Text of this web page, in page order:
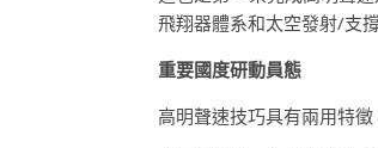
飛翔器體系和太空發射/支
重要國度研動員態
高明聲速技巧具有兩用特